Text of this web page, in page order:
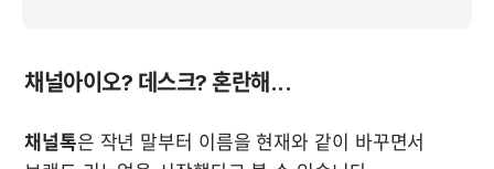
채널아이오? 데스크? 혼란해...
채널톡은 작년 말부터 이름을 현재와 같이 바꾸면서